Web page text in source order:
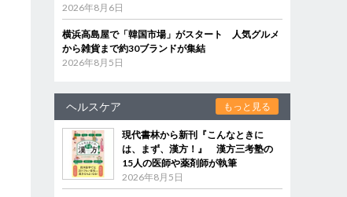
2026年8月6日
横浜高島屋で「韓国市場」がスタート 人気グルメ
から雑貨まで約30ブランドが集結
2026年8月5日
ヘルスケア もっと見る
現代書林から新刊『こんなときに
は、まず、漢方！』 漢方三考塾の
15人の医師や薬剤師が執筆
2026年8月5日